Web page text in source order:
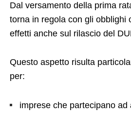
Dal versamento della prima
torna in regola con gli obblighi
effetti anche sul rilascio del
Questo aspetto risulta
per:
imprese che partecipano ad